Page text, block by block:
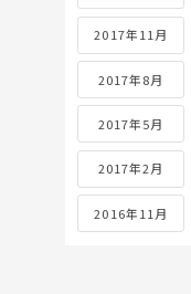
2017年11月
2017年8月
2017年5月
2017年2月
2016年11月